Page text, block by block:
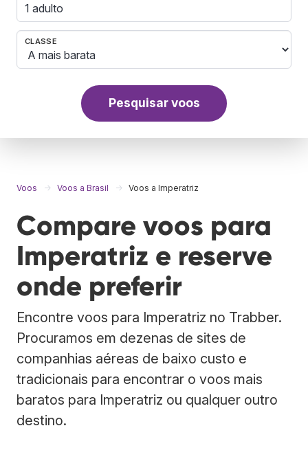
1 adulto
CLASSE
Pesquisar voos
Voos Voos a Brasil Voos a Imperatriz
Compare voos para
Imperatriz e reserve
onde preferir
Encontre voos para Imperatriz no Trabber.
Procuramos em dezenas de sites de
companhias aéreas de baixo custo e
tradicionais para encontrar o voos mais
baratos para Imperatriz ou qualquer outro
destino.